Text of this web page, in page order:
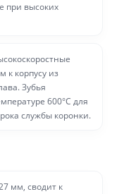
при высоких
к корпусу из
Зубья
600°С для
службы коронки.
мм, сводит к